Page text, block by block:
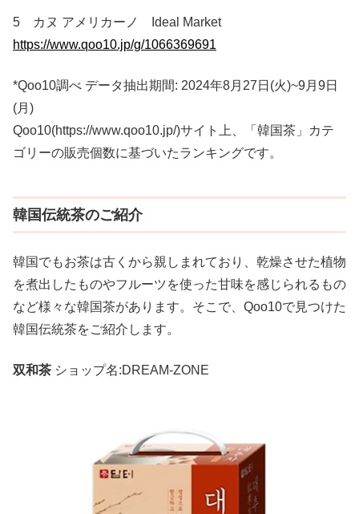
5 カヌ アメリカーノ Ideal Market
https://www.qoo10.jp/g/1066369691
*Qoo10調べ データ抽出期間: 2024年8月27日(火)~9月9日
(月)
Qoo10(https://www.qoo10.jp/)サイト上、「韓国茶」カテ
ゴリーの販売個数に基づいたランキングです。
韓国伝統茶のご紹介
韓国でもお茶は古くから親しまれており、乾燥させた植物
を煮出したものやフルーツを使った甘味を感じられるもの
など様々な韓国茶があります。そこで、Qoo10で見つけた
韓国伝統茶をご紹介します。
双和茶 ショップ名:DREAM-ZONE